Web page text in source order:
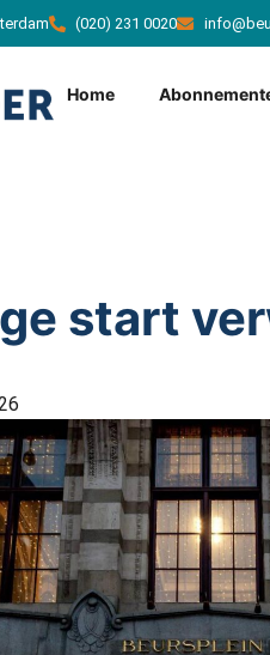
(020) 231 0020
Home
start